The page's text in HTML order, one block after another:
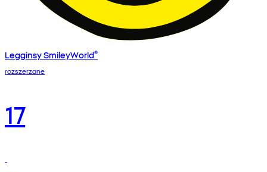
Legginsy SmileyWorld®
rozszerzane
17